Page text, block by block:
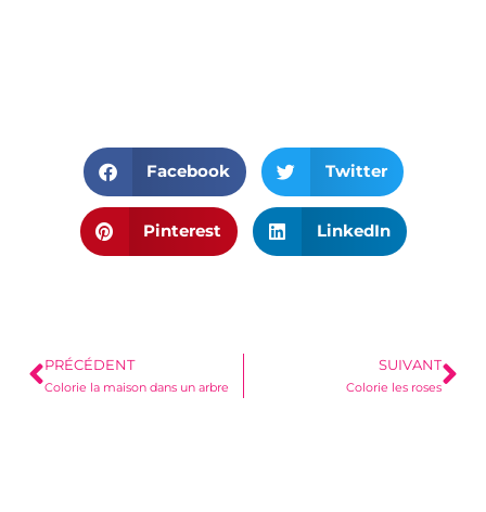
Facebook Twitter
Pinterest LinkedIn
PRÉCÉDENT
Colorie la maison dans un arbre
SUIVANT
Colorie les roses